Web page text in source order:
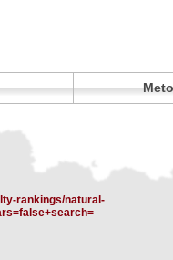
rankings/natural-